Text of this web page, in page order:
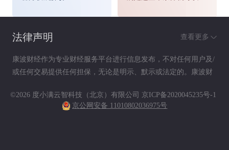
残保险，在保险之前，还需要保险公司的侦查人员
进行现场勘查，才能够出具意外保险事故的证明，
法律声明 查看更多
康波财经作为专业财经服务平台进行信息发布，不对任何用户及/
或任何交易提供任何担保，无论是明示、默示或法定的。康波财
链接）仅供参考（如：历史或预期收益不代表实际收益），不作
为任何法律文件，亦不构成任何邀约、投资建议或承诺，用户应
©2026 度小满云智科技（北京）有限公司 京ICP备2020045235号-1
京公网安备 11010802036975号